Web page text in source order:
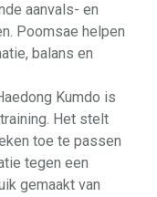
aanvals- en
Poomsae helpen
balans en
Kumdo is
Het stelt
toe te passen
tegen een
gemaakt van